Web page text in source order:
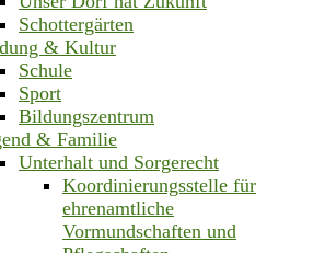
Schottergärten
& Kultur
Schule
Sport
Bildungszentrum
& Familie
Unterhalt und Sorgerecht
Koordinierungsstelle für
ehrenamtliche
Vormundschaften und